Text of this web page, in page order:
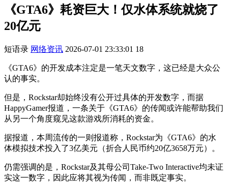
《GTA6》耗资巨大！仅水体系统就烧了
20亿元
短语录 网络资讯 2026-07-01 23:33:01 18
《GTA6》的开发成本注定是一笔天文数字，这已经是大众公
认的事实。
但是，Rockstar却始终没有公开过具体的开发数字，而据
HappyGamer报道，一条关于《GTA6》的传闻或许能帮助我们
从另一个角度窥见这款游戏所消耗的资金。
据报道，本周流传的一则报道称，Rockstar为《GTA6》的水
体模拟技术投入了3亿美元（折合人民币约20亿3658万元）。
仍需强调的是，Rockstar及其母公司Take-Two Interactive均未证
实这一数字，因此应将其视为传闻，而非既定事实。